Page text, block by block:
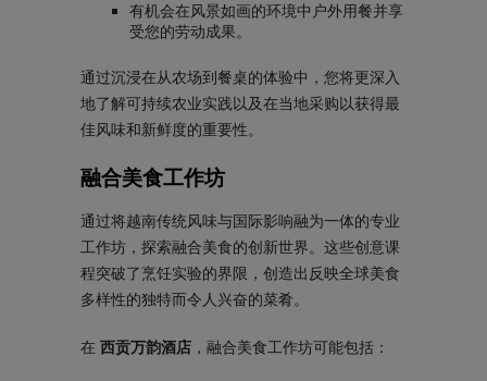
有机会在风景如画的环境中户外用餐并享
受您的劳动成果。
通过沉浸在从农场到餐桌的体验中，您将更深入
地了解可持续农业实践以及在当地采购以获得最
佳风味和新鲜度的重要性。
融合美食工作坊
通过将越南传统风味与国际影响融为一体的专业
工作坊，探索融合美食的创新世界。这些创意课
程突破了烹饪实验的界限，创造出反映全球美食
多样性的独特而令人兴奋的菜肴。
在 西贡万韵酒店 ，融合美食工作坊可能包括：